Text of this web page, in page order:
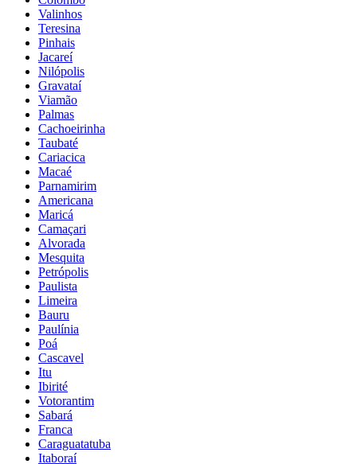
Valinhos
Teresina
Pinhais
Jacareí
Nilópolis
Gravataí
Viamão
Palmas
Cachoeirinha
Taubaté
Cariacica
Macaé
Parnamirim
Americana
Maricá
Camaçari
Alvorada
Mesquita
Petrópolis
Paulista
Limeira
Bauru
Paulínia
Poá
Cascavel
Itu
Ibirité
Votorantim
Sabará
Franca
Caraguatatuba
Itaboraí